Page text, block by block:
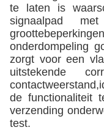
te laten is
signaalpad
onderdompeling
zorgt voor een
uitstekende
de functionaliteit
verzending
test.